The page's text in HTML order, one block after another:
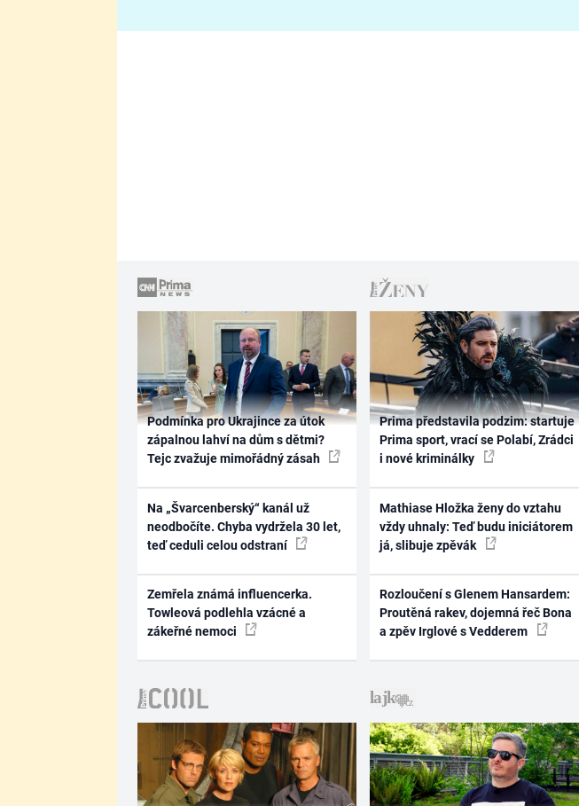
Podmínka pro Ukrajince za útok
zápalnou lahví na dům s dětmi?
Tejc zvažuje mimořádný zásah
Na „Švarcenberský“ kanál už
neodbočíte. Chyba vydržela 30 let,
teď ceduli celou odstraní
Zemřela známá influencerka.
Towleová podlehla vzácné a
zákeřné nemoci
Prima představila podzim: startuje
Prima sport, vrací se Polabí, Zrádci
i nové kriminálky
Mathiase Hložka ženy do vztahu
vždy uhnaly: Teď budu iniciátorem
já, slibuje zpěvák
Rozloučení s Glenem Hansardem:
Proutěná rakev, dojemná řeč Bona
a zpěv Irglové s Vedderem